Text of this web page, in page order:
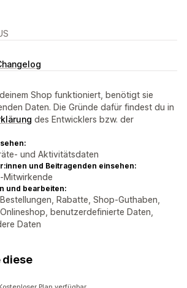
Shop funktioniert, benötigt sie
Daten. Die Gründe dafür findest du in
des Entwicklers bzw. der
und Aktivitätsdaten
und Beitragenden einsehen:
Mitwirkende
und bearbeiten:
Rabatte, Shop-Guthaben,
benutzerdefinierte Daten,
Daten
diese